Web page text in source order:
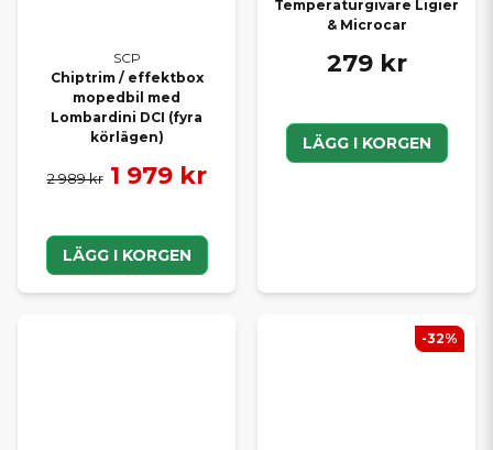
SCP
Chiptrim / effektbox
mopedbil med
Lombardini DCI (fyra
körlägen)
2 989 kr 1 979 kr
LÄGG I KORGEN
Temperaturgivare Ligier
& Microcar
279 kr
LÄGG I KORGEN
-32%